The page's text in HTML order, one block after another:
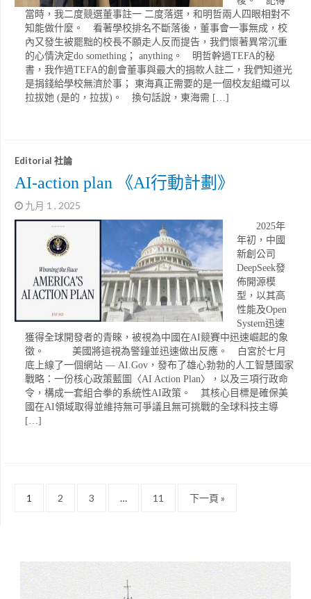
當時，我二度競選董事註一 二度落選，和明哲兩人四眼相對不
知能做什麼。 看著學校排名不斷落後，董事會一事無成，校
內又發生被罷黜的校長不願走人反而提告，我們懷著異常沉重
的心情決定do something； anything。 明哲幹過TEFA的秘
書，我作過TEFA的創會董事與最大的捐款人註二，我們知道光
是捐錢給學校無濟於事； 東海真正需要的是一個校友組織可以
拉拔她 (是的，拉拔)。 換句話說，東海需 […]
Editorial 社論
AI-action plan 《AI行動計劃》
九月 1 , 2025
2025年
年初，中國
新創公司
DeepSeek發
佈開源模
型，以其高
性能及Open
System迅速
獲得全球開發者的青睞，被視為中國在AI競賽中迅速崛起的象
徵。 美國將這視為警鐘並迅速做出反應。 白宮於七月
底上線了一個網站 — AI.Gov，發布了雄心勃勃的人工智慧國家
戰略：一份核心政策藍圖〈AI Action Plan〉，以及三項行政命
令，構成一套組合拳的系統性AI政策。 其核心目標是確保美
國在AI領域取得並維持無可爭議且無可挑戰的全球科技主導
[…]
1 2 3 … 11 下一頁 »